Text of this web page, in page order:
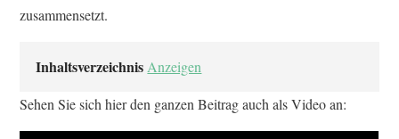
zusammensetzt.
Inhaltsverzeichnis Anzeigen
Sehen Sie sich hier den ganzen Beitrag auch als Video an: